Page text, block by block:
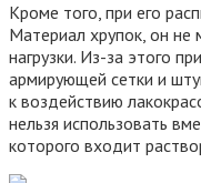
Кроме того, при его
Материал хрупок, он
нагрузки. Из-за этого
армирующей сетки и
к воздействию
нельзя использовать
которого входит